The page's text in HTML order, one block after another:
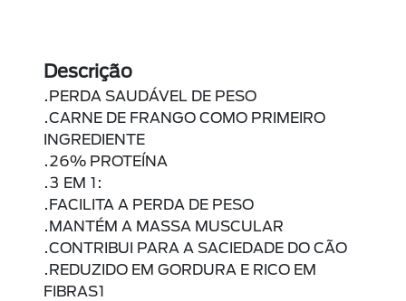
Descrição
.PERDA SAUDÁVEL DE PESO
.CARNE DE FRANGO COMO PRIMEIRO
INGREDIENTE
.26% PROTEÍNA
.3 EM 1:
.FACILITA A PERDA DE PESO
.MANTÉM A MASSA MUSCULAR
.CONTRIBUI PARA A SACIEDADE DO CÃO
.REDUZIDO EM GORDURA E RICO EM
FIBRAS1